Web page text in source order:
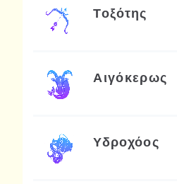
Τοξότης
Αιγόκερως
Υδροχόος